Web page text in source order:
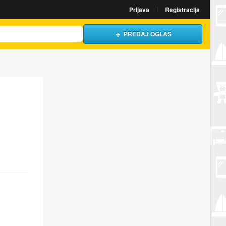
Prijava Registracija
PREDAJ OGLAS